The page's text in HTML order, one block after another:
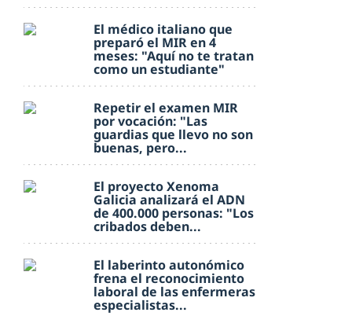
El médico italiano que
preparó el MIR en 4
meses: "Aquí no te tratan
como un estudiante"
Repetir el examen MIR
por vocación: "Las
guardias que llevo no son
buenas, pero...
El proyecto Xenoma
Galicia analizará el ADN
de 400.000 personas: "Los
cribados deben...
El laberinto autonómico
frena el reconocimiento
laboral de las enfermeras
especialistas...